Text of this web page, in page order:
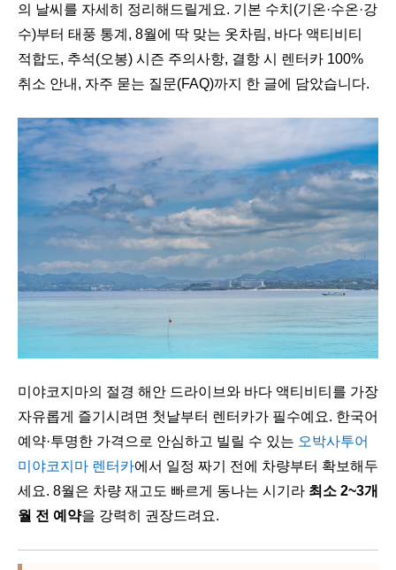
의 날씨를 자세히 정리해드릴게요. 기본 수치(기온·수온·강
수)부터 태풍 통계, 8월에 딱 맞는 옷차림, 바다 액티비티
적합도, 추석(오봉) 시즌 주의사항, 결항 시 렌터카 100%
취소 안내, 자주 묻는 질문(FAQ)까지 한 글에 담았습니다.
미야코지마의 절경 해안 드라이브와 바다 액티비티를 가장
자유롭게 즐기시려면 첫날부터 렌터카가 필수예요. 한국어
예약·투명한 가격으로 안심하고 빌릴 수 있는 오박사투어
미야코지마 렌터카에서 일정 짜기 전에 차량부터 확보해두
세요. 8월은 차량 재고도 빠르게 동나는 시기라 최소 2~3개
월 전 예약을 강력히 권장드려요.